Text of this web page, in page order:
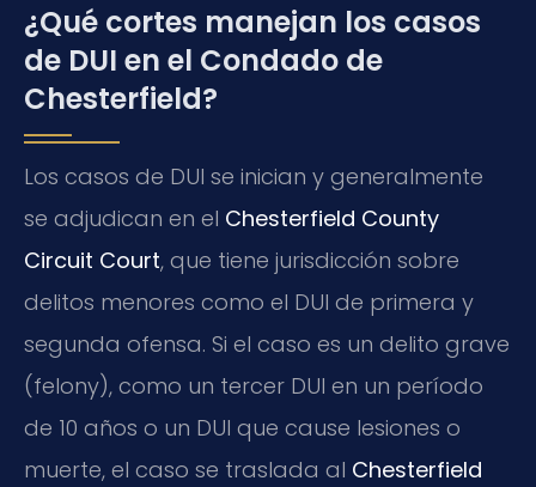
¿Qué cortes manejan los casos
de DUI en el Condado de
Chesterfield?
Los casos de DUI se inician y generalmente
se adjudican en el Chesterfield County
Circuit Court, que tiene jurisdicción sobre
delitos menores como el DUI de primera y
segunda ofensa. Si el caso es un delito grave
(felony), como un tercer DUI en un período
de 10 años o un DUI que cause lesiones o
muerte, el caso se traslada al Chesterfield